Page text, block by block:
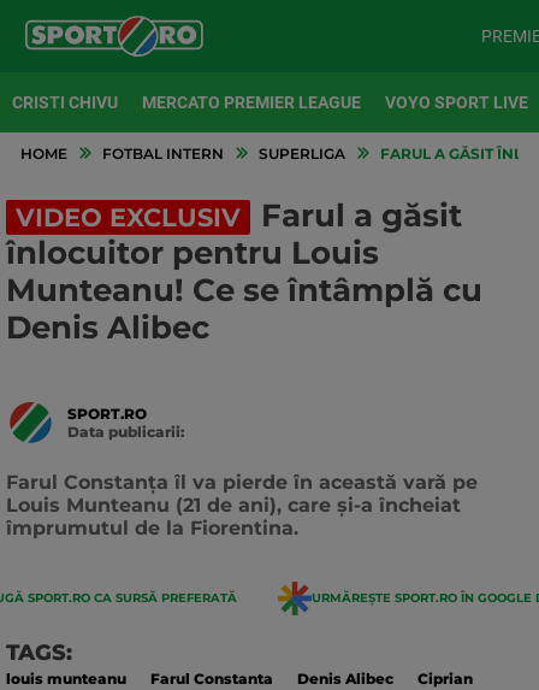
CRISTI CHIVU MERCATO PREMIER LEAGUE VOYO SPORT LIVE
HOME FOTBAL INTERN SUPERLIGA FARUL A GĂSIT
VIDEO EXCLUSIV
Farul a găsit
înlocuitor pentru Louis
Munteanu! Ce se întâmplă cu
Denis Alibec
SPORT.RO
Data publicarii:
Farul Constanța îl va pierde în această vară pe
Louis Munteanu (21 de ani), care și-a încheiat
împrumutul de la Fiorentina.
SPORT.RO CA SURSĂ PREFERATĂ URMĂREȘTE SPORT.RO ÎN GOOGLE
TAGS:
louis munteanu Farul Constanta Denis Alibec
Ciprian